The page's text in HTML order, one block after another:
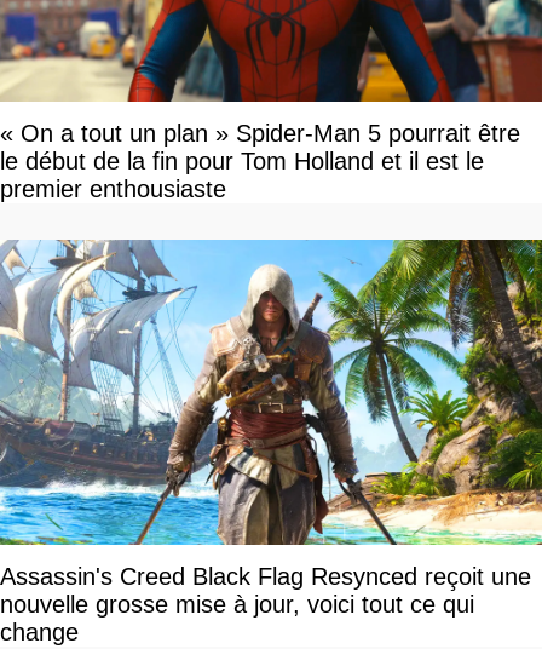
« On a tout un plan » Spider-Man 5 pourrait être
le début de la fin pour Tom Holland et il est le
premier enthousiaste
Assassin's Creed Black Flag Resynced reçoit une
nouvelle grosse mise à jour, voici tout ce qui
change